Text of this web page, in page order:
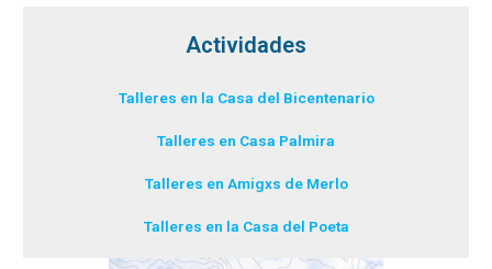
Actividades
Talleres en la Casa del Bicentenario
Talleres en Casa Palmira
Talleres en Amigxs de Merlo
Talleres en la Casa del Poeta